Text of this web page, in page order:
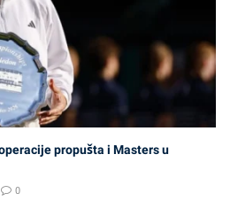
propušta i Masters u
0